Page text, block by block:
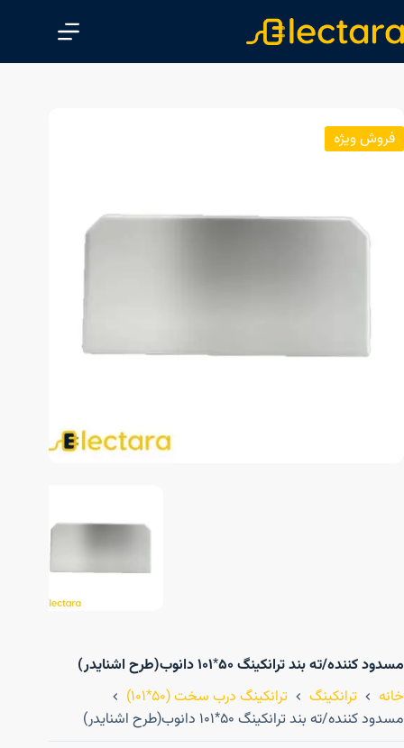
ش
فروش ویژه
مسدود کننده/ته بند ترانکینگ ۵۰*۱۰۱ دانوب(طرح اشنایدر)
خانه
ترانکینگ
ترانکینگ درب سخت (50*101)
مسدود کننده/ته بند ترانکینگ ۵۰*۱۰۱ دانوب(طرح اشنایدر)